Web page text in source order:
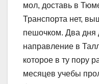
мол, доставь в
Транспорта нет,
пешочком. Два дня
направление в
которое в ту пору
месяцев учебы